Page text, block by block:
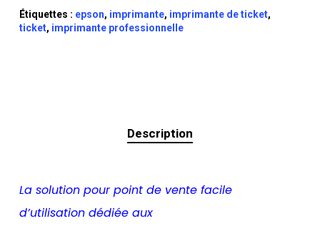
Étiquettes : epson, imprimante, imprimante de ticket,
ticket, imprimante professionnelle
Description
La solution pour point de vente facile
d’utilisation dédiée aux